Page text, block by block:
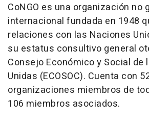
CoNGO es una organización no
internacional fundada en 1948
relaciones con las Naciones
su estatus consultivo general
Consejo Económico y Social de
Unidas (ECOSOC). Cuenta con
organizaciones miembros de
106 miembros asociados.